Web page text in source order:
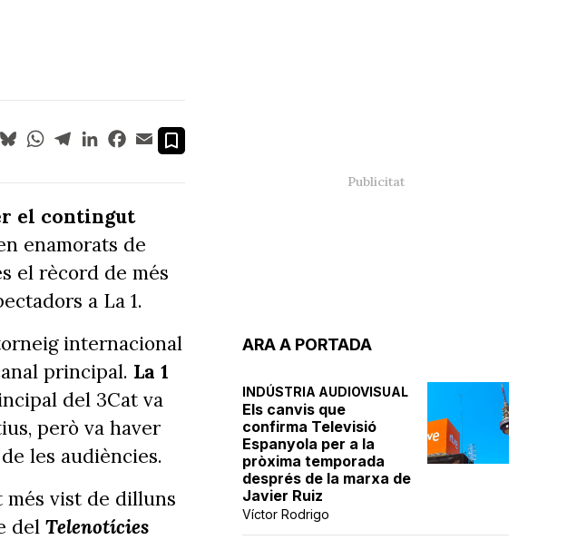
ARA A PORTADA
INDÚSTRIA AUDIOVISUAL
Els canvis que
confirma Televisió
Espanyola per a la
pròxima temporada
després de la marxa de
Javier Ruiz
Víctor Rodrigo
X BlueskyWhatsApp
TelegramLinkedInFacebook
Email
el contingut
enamorats de
el rècord de més
a La 1.
internacional
principal. La 1
del 3Cat va
però va haver
les audiències.
més vist de dilluns
del Telenotícies